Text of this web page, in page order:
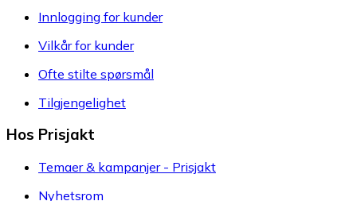
Innlogging for kunder
Vilkår for kunder
Ofte stilte spørsmål
Tilgjengelighet
Hos Prisjakt
Temaer & kampanjer - Prisjakt
Nyhetsrom